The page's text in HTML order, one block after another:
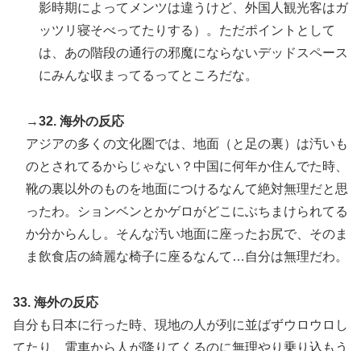
影時期によってメンツは違うけど、外国人観光客はガ
ッツリ寝そべってたりする）。ただポイントとして
は、あの階段の通行の邪魔にならないデッドスペース
にみんな収まってるってところだな。
→32. 海外の反応
アジアの多くの文化圏では、地面（と足の裏）は汚いも
のとされてるからじゃない？中国に何年か住んでた時、
靴の裏以外のものを地面につけるなんて絶対無理だと思
ったわ。ションベンとかゲロがどこにぶちまけられてる
か分からんし。そんな汚い地面に座ったお尻で、そのま
ま飲食店の綺麗な椅子に座るなんて…自分は無理だわ。
33. 海外の反応
自分も日本に行った時、現地の人が列に並ばずウロウロし
てたり、電車から人が降りてくるのに無理やり乗り込もう